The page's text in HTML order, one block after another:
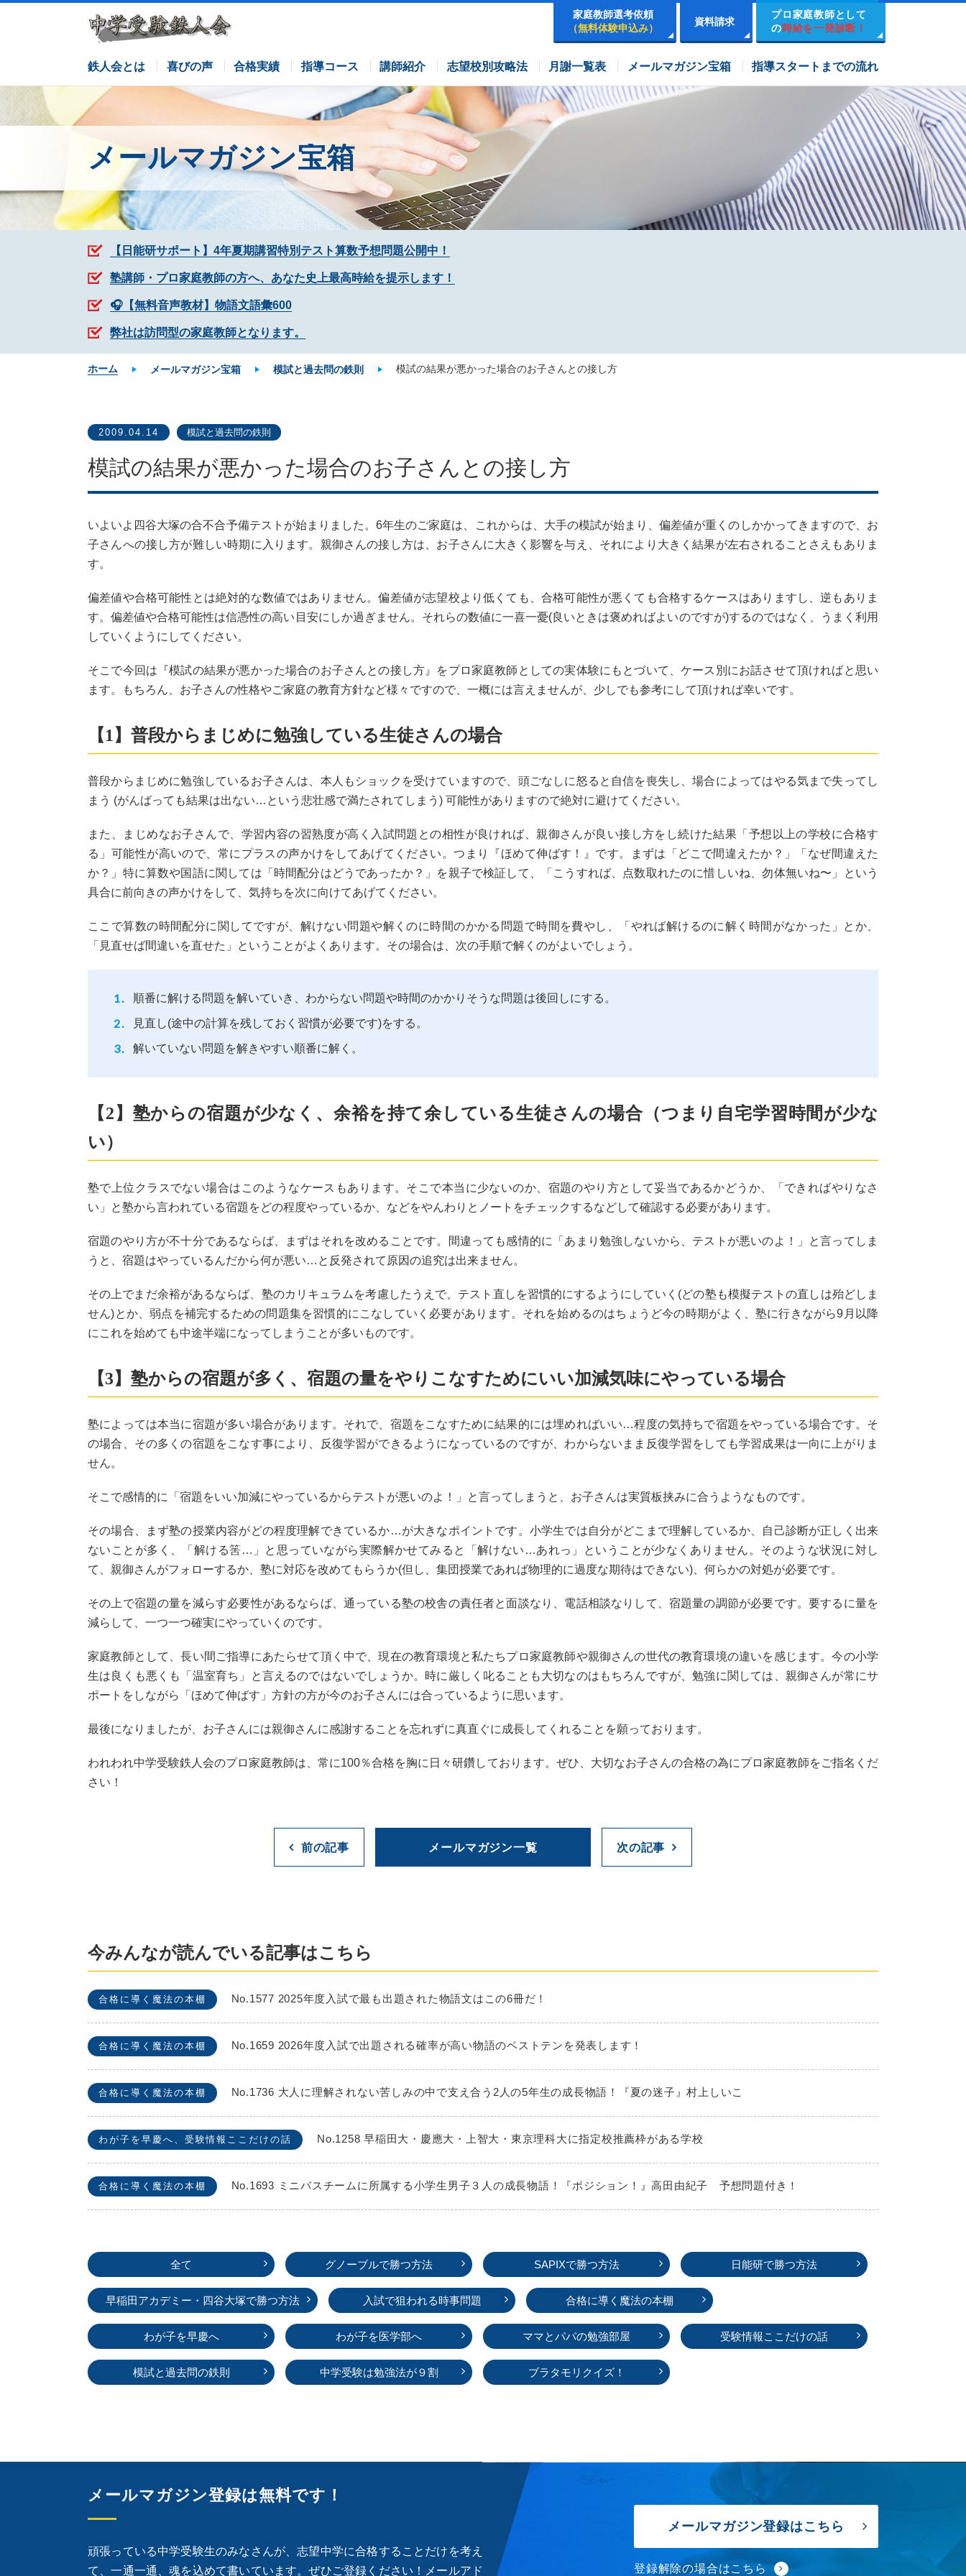
家庭教師選考依頼
（無料体験申込み）
資料請求
プロ家庭教師として
の時給を一発診断！
鉄人会とは 喜びの声 合格実績 指導コース
サピックスコース 四谷大塚コース 市進学院コース
栄光ゼミナールコース 各塾併用コース 講師紹介 志望校別攻略法 月謝一覧表 メールマガジン宝箱 指導スタートまでの流れ
メールマガジン宝箱
【日能研サポート】4年夏期講習特別テスト算数予想問題公開中！
塾講師・プロ家庭教師の方へ、あなた史上最高時給を提示します！
🎧【無料音声教材】物語文語彙600
弊社は訪問型の家庭教師となります。
ホーム メールマガジン宝箱 模試と過去問の鉄則 模試の結果が悪かった場合のお子さんとの接し方
2009.04.14 模試と過去問の鉄則
模試の結果が悪かった場合のお子さんとの接し方
いよいよ四谷大塚の合不合予備テストが始まりました。6年生のご家庭は、これからは、大手の模試が始まり、偏差値が重くのしかかってきますので、お
子さんへの接し方が難しい時期に入ります。親御さんの接し方は、お子さんに大きく影響を与え、それにより大きく結果が左右されることさえもありま
す。
偏差値や合格可能性とは絶対的な数値ではありません。偏差値が志望校より低くても、合格可能性が悪くても合格するケースはありますし、逆もありま
す。偏差値や合格可能性は信憑性の高い目安にしか過ぎません。それらの数値に一喜一憂(良いときは褒めればよいのですが)するのではなく、うまく利用
していくようにしてください。
そこで今回は『模試の結果が悪かった場合のお子さんとの接し方』をプロ家庭教師としての実体験にもとづいて、ケース別にお話させて頂ければと思い
ます。もちろん、お子さんの性格やご家庭の教育方針など様々ですので、一概には言えませんが、少しでも参考にして頂ければ幸いです。
【1】普段からまじめに勉強している生徒さんの場合
普段からまじめに勉強しているお子さんは、本人もショックを受けていますので、頭ごなしに怒ると自信を喪失し、場合によってはやる気まで失ってし
まう (がんばっても結果は出ない…という悲壮感で満たされてしまう) 可能性がありますので絶対に避けてください。
また、まじめなお子さんで、学習内容の習熟度が高く入試問題との相性が良ければ、親御さんが良い接し方をし続けた結果「予想以上の学校に合格す
る」可能性が高いので、常にプラスの声かけをしてあげてください。つまり『ほめて伸ばす！』です。まずは「どこで間違えたか？」「なぜ間違えた
か？」特に算数や国語に関しては「時間配分はどうであったか？」を親子で検証して、「こうすれば、点数取れたのに惜しいね、勿体無いね〜」という
具合に前向きの声かけをして、気持ちを次に向けてあげてください。
ここで算数の時間配分に関してですが、解けない問題や解くのに時間のかかる問題で時間を費やし、「やれば解けるのに解く時間がなかった」とか、
「見直せば間違いを直せた」ということがよくあります。その場合は、次の手順で解くのがよいでしょう。
順番に解ける問題を解いていき、わからない問題や時間のかかりそうな問題は後回しにする。
見直し(途中の計算を残しておく習慣が必要です)をする。
解いていない問題を解きやすい順番に解く。
【2】塾からの宿題が少なく、余裕を持て余している生徒さんの場合（つまり自宅学習時間が少な
い）
塾で上位クラスでない場合はこのようなケースもあります。そこで本当に少ないのか、宿題のやり方として妥当であるかどうか、「できればやりなさ
い」と塾から言われている宿題をどの程度やっているか、などをやんわりとノートをチェックするなどして確認する必要があります。
宿題のやり方が不十分であるならば、まずはそれを改めることです。間違っても感情的に「あまり勉強しないから、テストが悪いのよ！」と言ってしま
うと、宿題はやっているんだから何が悪い…と反発されて原因の追究は出来ません。
その上でまだ余裕があるならば、塾のカリキュラムを考慮したうえで、テスト直しを習慣的にするようにしていく(どの塾も模擬テストの直しは殆どしま
せん)とか、弱点を補完するための問題集を習慣的にこなしていく必要があります。それを始めるのはちょうど今の時期がよく、塾に行きながら9月以降
にこれを始めても中途半端になってしまうことが多いものです。
【3】塾からの宿題が多く、宿題の量をやりこなすためにいい加減気味にやっている場合
塾によっては本当に宿題が多い場合があります。それで、宿題をこなすために結果的には埋めればいい…程度の気持ちで宿題をやっている場合です。そ
の場合、その多くの宿題をこなす事により、反復学習ができるようになっているのですが、わからないまま反復学習をしても学習成果は一向に上がりま
せん。
そこで感情的に「宿題をいい加減にやっているからテストが悪いのよ！」と言ってしまうと、お子さんは実質板挟みに合うようなものです。
その場合、まず塾の授業内容がどの程度理解できているか…が大きなポイントです。小学生では自分がどこまで理解しているか、自己診断が正しく出来
ないことが多く、「解ける筈…」と思っていながら実際解かせてみると「解けない…あれっ」ということが少なくありません。そのような状況に対し
て、親御さんがフォローするか、塾に対応を改めてもらうか(但し、集団授業であれば物理的に過度な期待はできない)、何らかの対処が必要です。
その上で宿題の量を減らす必要性があるならば、通っている塾の校舎の責任者と面談なり、電話相談なりして、宿題量の調節が必要です。要するに量を
減らして、一つ一つ確実にやっていくのです。
家庭教師として、長い間ご指導にあたらせて頂く中で、現在の教育環境と私たちプロ家庭教師や親御さんの世代の教育環境の違いを感じます。今の小学
生は良くも悪くも「温室育ち」と言えるのではないでしょうか。時に厳しく叱ることも大切なのはもちろんですが、勉強に関しては、親御さんが常にサ
ポートをしながら「ほめて伸ばす」方針の方が今のお子さんには合っているように思います。
最後になりましたが、お子さんには親御さんに感謝することを忘れずに真直ぐに成長してくれることを願っております。
われわれ中学受験鉄人会のプロ家庭教師は、常に100％合格を胸に日々研鑽しております。ぜひ、大切なお子さんの合格の為にプロ家庭教師をご指名くだ
さい！
前の記事 メールマガジン一覧 次の記事
今みんなが読んでいる記事はこちら
合格に導く魔法の本棚 No.1577 2025年度入試で最も出題された物語文はこの6冊だ！
合格に導く魔法の本棚 No.1659 2026年度入試で出題される確率が高い物語のベストテンを発表します！
合格に導く魔法の本棚 No.1736 大人に理解されない苦しみの中で支え合う2人の5年生の成長物語！『夏の迷子』村上しいこ
わが子を早慶へ、受験情報ここだけの話 No.1258 早稲田大・慶應大・上智大・東京理科大に指定校推薦枠がある学校
合格に導く魔法の本棚 No.1693 ミニバスチームに所属する小学生男子３人の成長物語！『ポジション！』高田由紀子 予想問題付き！
全て グノーブルで勝つ方法 SAPIXで勝つ方法 日能研で勝つ方法
早稲田アカデミー・ 四谷大塚で勝つ方法 入試で狙われる時事問題 合格に導く魔法の本棚
わが子を早慶へ わが子を医学部へ ママとパパの勉強部屋 受験情報ここだけの話
模試と過去問の鉄則 中学受験は勉強法が９割 ブラタモリクイズ！
メールマガジン登録は無料です！
頑張っている中学受験生のみなさんが、志望中学に合格することだけを考え
て、一通一通、魂を込めて書いています。ぜひご登録ください！メールアド
メールマガジン登録はこちら
登録解除の場合はこちら